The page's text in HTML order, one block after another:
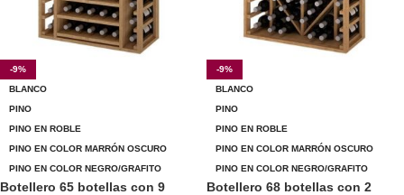
-9%
BLANCO
PINO
PINO EN ROBLE
PINO EN COLOR MARRÓN OSCURO
PINO EN COLOR NEGRO/GRAFITO
Botellero 65 botellas con 9
-9%
BLANCO
PINO
PINO EN ROBLE
PINO EN COLOR MARRÓN OSCURO
PINO EN COLOR NEGRO/GRAFITO
Botellero 68 botellas con 2